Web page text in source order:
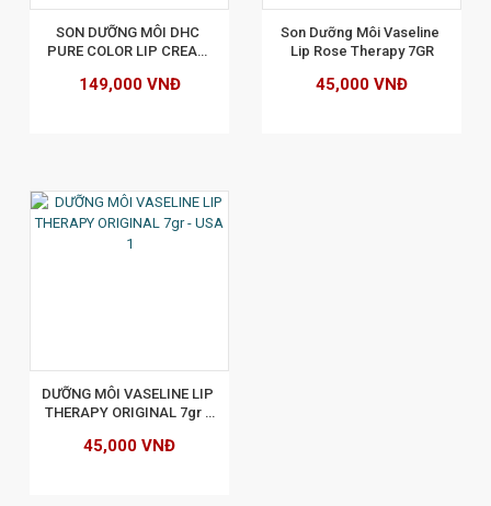
SON DƯỠNG MÔI DHC
PURE COLOR LIP CREAM
149,000 VNĐ
Son Dưỡng Môi Vaseline
Lip Rose Therapy 7GR
45,000 VNĐ
DƯỠNG MÔI VASELINE LIP
THERAPY ORIGINAL 7gr -
45,000 VNĐ